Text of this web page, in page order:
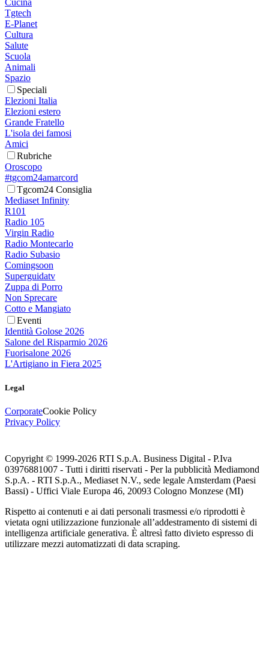
Cucina
Tgtech
E-Planet
Cultura
Salute
Scuola
Animali
Spazio
Speciali
Elezioni Italia
Elezioni estero
Grande Fratello
L'isola dei famosi
Amici
Rubriche
Oroscopo
#tgcom24amarcord
Tgcom24 Consiglia
Mediaset Infinity
R101
Radio 105
Virgin Radio
Radio Montecarlo
Radio Subasio
Comingsoon
Superguidatv
Zuppa di Porro
Non Sprecare
Cotto e Mangiato
Eventi
Identità Golose 2026
Salone del Risparmio 2026
Fuorisalone 2026
L'Artigiano in Fiera 2025
Legal
CorporateCookie Policy
Privacy Policy
Copyright © 1999-2026 RTI S.p.A. Business Digital - P.Iva
03976881007 - Tutti i diritti riservati - Per la pubblicità Mediamond
S.p.A. - RTI S.p.A., Mediaset N.V., sede legale Amsterdam (Paesi
Bassi) - Uffici Viale Europa 46, 20093 Cologno Monzese (MI)
Rispetto ai contenuti e ai dati personali trasmessi e/o riprodotti è
vietata ogni utilizzazione funzionale all’addestramento di sistemi di
intelligenza artificiale generativa. È altresì fatto divieto espresso di
utilizzare mezzi automatizzati di data scraping.